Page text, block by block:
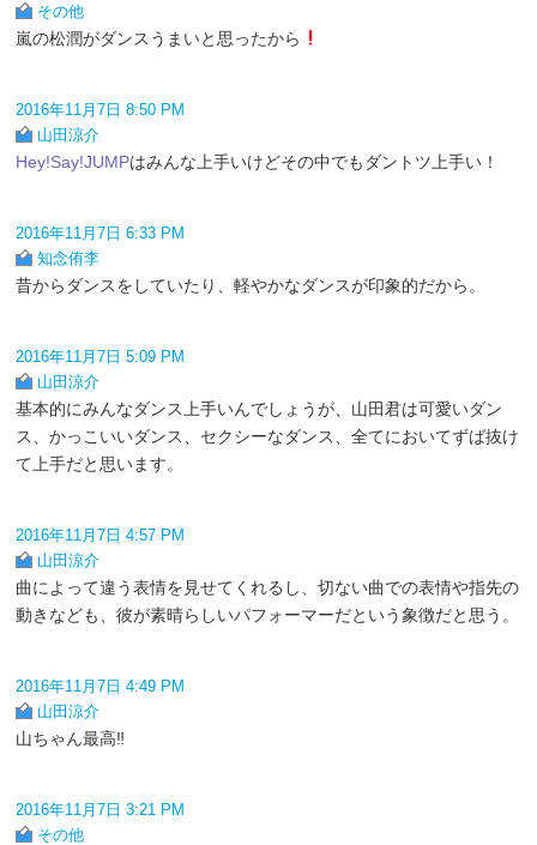
その他
嵐の松潤がダンスうまいと思ったから
2016年11月7日 8:50 PM
山田涼介
Hey!Say!JUMPはみんな上手いけどその中でもダントツ上手い！
2016年11月7日 6:33 PM
知念侑李
昔からダンスをしていたり、軽やかなダンスが印象的だから。
2016年11月7日 5:09 PM
山田涼介
基本的にみんなダンス上手いんでしょうが、山田君は可愛いダン
ス、かっこいいダンス、セクシーなダンス、全てにおいてずば抜け
て上手だと思います。
2016年11月7日 4:57 PM
山田涼介
曲によって違う表情を見せてくれるし、切ない曲での表情や指先の
動きなども、彼が素晴らしいパフォーマーだという象徴だと思う。
2016年11月7日 4:49 PM
山田涼介
山ちゃん最高‼︎
2016年11月7日 3:21 PM
その他